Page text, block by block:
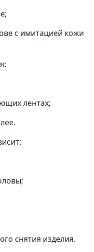
с имитацией кожи
лентах;
снятия изделия.